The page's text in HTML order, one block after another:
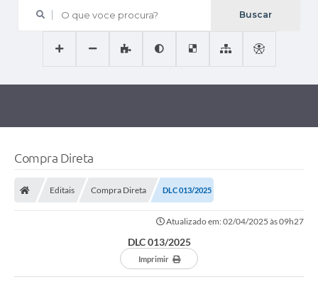
O que voce procura?
Compra Direta
Editais Compra Direta DLC 013/2025
Atualizado em: 02/04/2025 às 09h27
DLC 013/2025
Imprimir